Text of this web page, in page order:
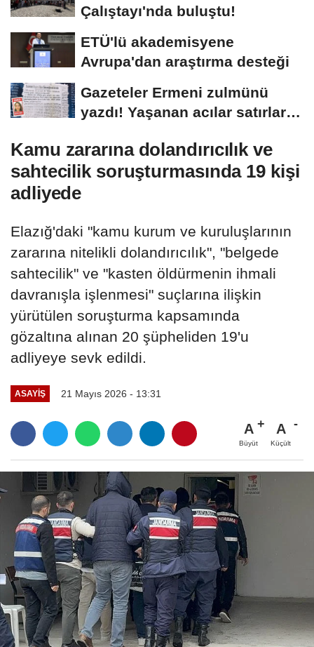
Çalıştayı'nda buluştu!
ETÜ'lü akademisyene
Avrupa'dan araştırma desteği
Gazeteler Ermeni zulmünü
yazdı! Yaşanan acılar satırlara
Kamu zararına dolandırıcılık ve
sahtecilik soruşturmasında 19 kişi
adliyede
Elazığ'daki "kamu kurum ve kuruluşlarının
zararına nitelikli dolandırıcılık", "belgede
sahtecilik" ve "kasten öldürmenin ihmali
davranışla işlenmesi" suçlarına ilişkin
yürütülen soruşturma kapsamında
gözaltına alınan 20 şüpheliden 19'u
adliyeye sevk edildi.
ASAYİŞ 21 Mayıs 2026 - 13:31
A
Büyüt
A
Küçült